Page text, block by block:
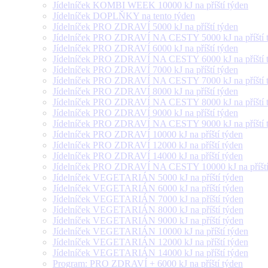
Jídelníček KOMBI WEEK 10000 kJ na příští týden
Jídelníček DOPLŇKY na tento týden
Jídelníček PRO ZDRAVÍ 5000 kJ na příští týden
Jídelníček PRO ZDRAVÍ NA CESTY 5000 kJ na příští
Jídelníček PRO ZDRAVÍ 6000 kJ na příští týden
Jídelníček PRO ZDRAVÍ NA CESTY 6000 kJ na příští
Jídelníček PRO ZDRAVÍ 7000 kJ na příští týden
Jídelníček PRO ZDRAVÍ NA CESTY 7000 kJ na příští
Jídelníček PRO ZDRAVÍ 8000 kJ na příští týden
Jídelníček PRO ZDRAVÍ NA CESTY 8000 kJ na příští
Jídelníček PRO ZDRAVÍ 9000 kJ na příští týden
Jídelníček PRO ZDRAVÍ NA CESTY 9000 kJ na příští
Jídelníček PRO ZDRAVÍ 10000 kJ na příští týden
Jídelníček PRO ZDRAVÍ 12000 kJ na příští týden
Jídelníček PRO ZDRAVÍ 14000 kJ na příští týden
Jídelníček PRO ZDRAVÍ NA CESTY 10000 kJ na
Jídelníček VEGETARIÁN 5000 kJ na příští týden
Jídelníček VEGETARIÁN 6000 kJ na příští týden
Jídelníček VEGETARIÁN 7000 kJ na příští týden
Jídelníček VEGETARIÁN 8000 kJ na příští týden
Jídelníček VEGETARIÁN 9000 kJ na příští týden
Jídelníček VEGETARIÁN 10000 kJ na příští týden
Jídelníček VEGETARIÁN 12000 kJ na příští týden
Jídelníček VEGETARIÁN 14000 kJ na příští týden
Program: PRO ZDRAVÍ + 6000 kJ na příští týden